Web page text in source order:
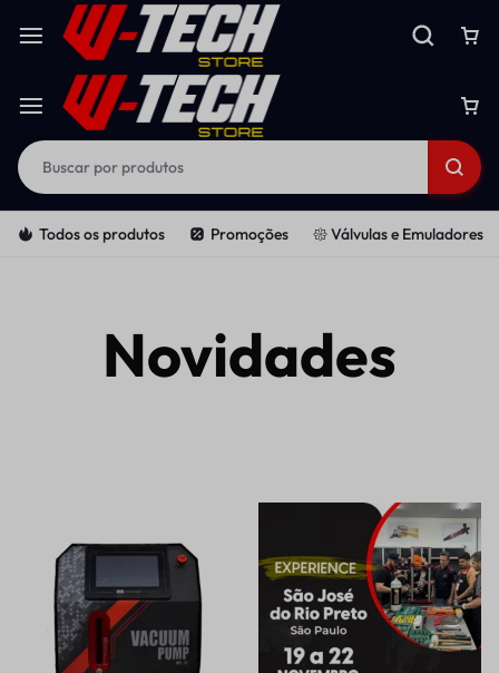
Todos os produtos Promoções 𑁍 Válvulas e Emuladores
Novidades